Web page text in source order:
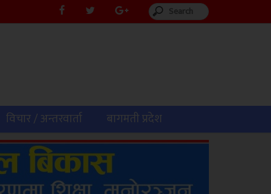
विचार / अन्तरवार्ता बागमती प्रदेश